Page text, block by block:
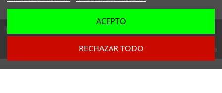
Todos los derechos reservados ©
Dev. byDigital Agency Barcelona
RECHAZAR TODO
ACEPTO